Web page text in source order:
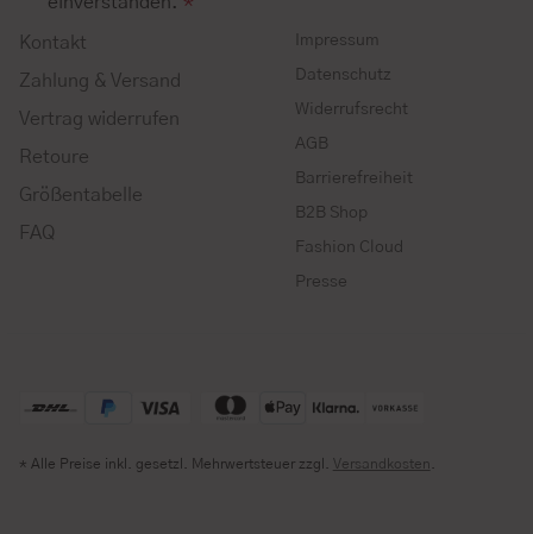
Kontakt
Zahlung & Versand
Vertrag widerrufen
Retoure
Größentabelle
FAQ
Impressum
Datenschutz
Widerrufsrecht
AGB
Barrierefreiheit
B2B Shop
Fashion Cloud
Presse
* Alle Preise inkl. gesetzl. Mehrwertsteuer zzgl. Versandkosten